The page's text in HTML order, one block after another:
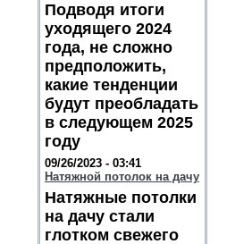
Подводя итоги
уходящего 2024
года, не сложно
предположить,
какие тенденции
будут преобладать
в следующем 2025
году
09/26/2023 - 03:41
Натяжной потолок на дачу
Натяжные потолки
на дачу стали
глотком свежего